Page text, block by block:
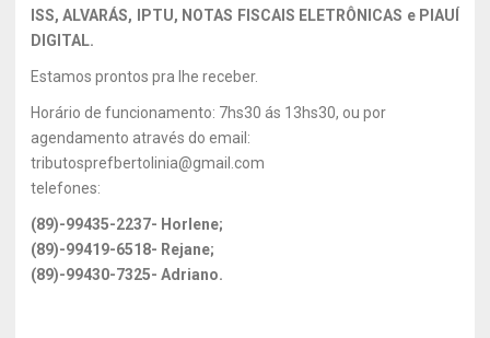
ISS, ALVARÁS, IPTU, NOTAS FISCAIS ELETRÔNICAS e PIAUÍ
DIGITAL.
Estamos prontos pra lhe receber.
Horário de funcionamento: 7hs30 ás 13hs30, ou por
agendamento através do email:
tributosprefbertolinia@gmail.com
telefones:
(89)-99435-2237- Horlene;
(89)-99419-6518- Rejane;
(89)-99430-7325- Adriano.